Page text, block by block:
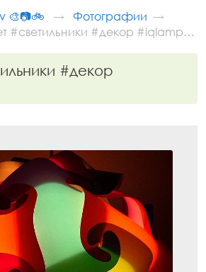
🎨📷🚲
Фотографии
#светильники #декор #iqlamp…
#декор